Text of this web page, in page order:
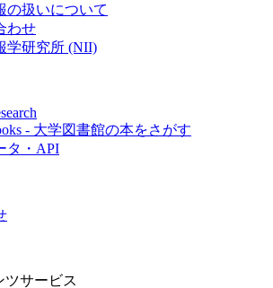
の扱いについて
わせ
学研究所 (NII)
- 大学図書館の本をさがす
タ・API
サービス